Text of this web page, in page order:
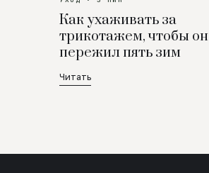
Как ухаживать за
трикотажем, чтобы он
пережил пять зим
Читать